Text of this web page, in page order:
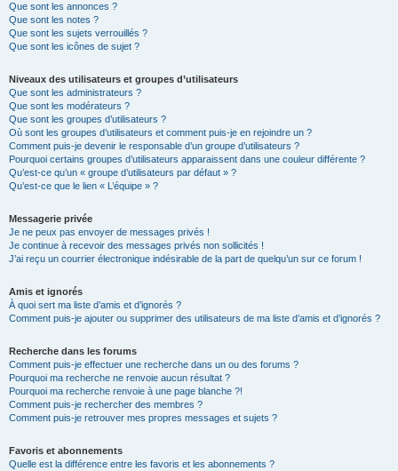
Que sont les annonces ?
Que sont les notes ?
Que sont les sujets verrouillés ?
Que sont les icônes de sujet ?
Niveaux des utilisateurs et groupes d’utilisateurs
Que sont les administrateurs ?
Que sont les modérateurs ?
Que sont les groupes d’utilisateurs ?
Où sont les groupes d’utilisateurs et comment puis-je en rejoindre un ?
Comment puis-je devenir le responsable d’un groupe d’utilisateurs ?
Pourquoi certains groupes d’utilisateurs apparaissent dans une couleur différente ?
Qu’est-ce qu’un « groupe d’utilisateurs par défaut » ?
Qu’est-ce que le lien « L’équipe » ?
Messagerie privée
Je ne peux pas envoyer de messages privés !
Je continue à recevoir des messages privés non sollicités !
J’ai reçu un courrier électronique indésirable de la part de quelqu’un sur ce forum !
Amis et ignorés
À quoi sert ma liste d’amis et d’ignorés ?
Comment puis-je ajouter ou supprimer des utilisateurs de ma liste d’amis et d’ignorés ?
Recherche dans les forums
Comment puis-je effectuer une recherche dans un ou des forums ?
Pourquoi ma recherche ne renvoie aucun résultat ?
Pourquoi ma recherche renvoie à une page blanche ?!
Comment puis-je rechercher des membres ?
Comment puis-je retrouver mes propres messages et sujets ?
Favoris et abonnements
Quelle est la différence entre les favoris et les abonnements ?